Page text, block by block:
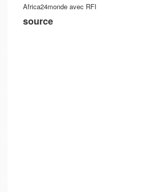
Africa24monde avec RFI
source